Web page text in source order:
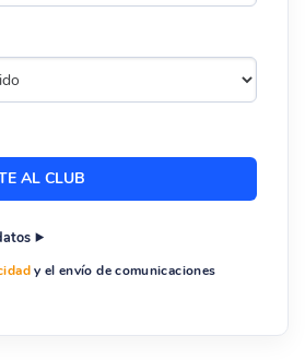
y el envío de comunicaciones